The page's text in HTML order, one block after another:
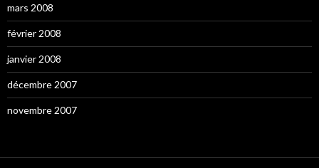
mars 2008
février 2008
janvier 2008
décembre 2007
novembre 2007